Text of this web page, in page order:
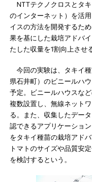
NTTテクノクロスとタキ
のインターネット）を活
イスの方法を開発するた
果を基にした栽培アドバ
たした収量を1割向上させ
今回の実験は、タキイ
県石井町）のビニールハ
予定。ビニールハウスな
複数設置し、無線ネット
る。また、収集したデー
認できるアプリケーショ
をタキイ種苗の栽培アド
トマトのサイズや品質安
を検討するという。